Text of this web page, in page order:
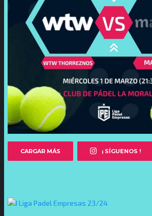
CARGAR MÁS ¡ SÍGUENOS !